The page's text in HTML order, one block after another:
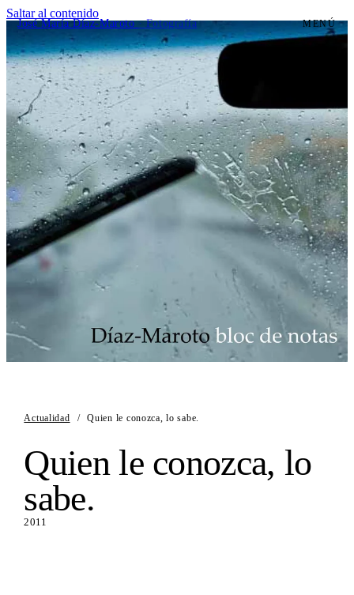
Saltar al contenido
José María Díaz-Maroto· Fotografía MENÚ
Actualidad / Quien le conozca, lo sabe.
Quien le conozca, lo
sabe.
2011